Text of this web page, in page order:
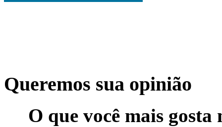
Queremos sua opinião
O que você mais